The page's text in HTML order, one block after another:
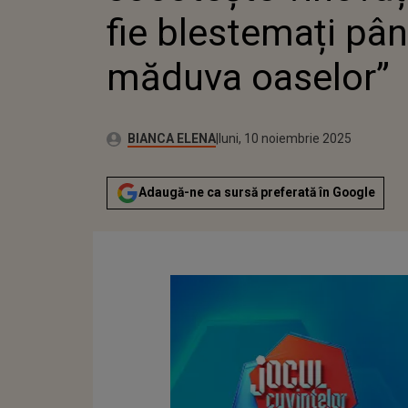
fie blestemați
măduva oaselor”
Autor:BIANCA ELENAPublicat:
luni, 10 noiembrie 2025
Actualizat:
luni, 10 noiembrie 2025
Adaugă-ne ca sursă preferată în Google